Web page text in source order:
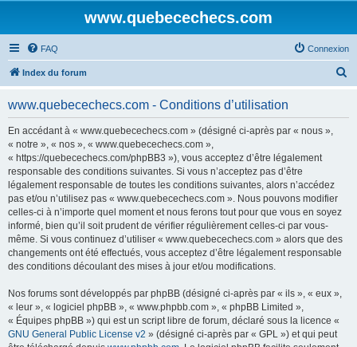
www.quebecechecs.com
FAQ Connexion
Index du forum
www.quebecechecs.com - Conditions d’utilisation
En accédant à « www.quebecechecs.com » (désigné ci-après par « nous »,
« notre », « nos », « www.quebecechecs.com »,
« https://quebecechecs.com/phpBB3 »), vous acceptez d’être légalement
responsable des conditions suivantes. Si vous n’acceptez pas d’être
légalement responsable de toutes les conditions suivantes, alors n’accédez
pas et/ou n’utilisez pas « www.quebecechecs.com ». Nous pouvons modifier
celles-ci à n’importe quel moment et nous ferons tout pour que vous en soyez
informé, bien qu’il soit prudent de vérifier régulièrement celles-ci par vous-
même. Si vous continuez d’utiliser « www.quebecechecs.com » alors que des
changements ont été effectués, vous acceptez d’être légalement responsable
des conditions découlant des mises à jour et/ou modifications.
Nos forums sont développés par phpBB (désigné ci-après par « ils », « eux »,
« leur », « logiciel phpBB », « www.phpbb.com », « phpBB Limited »,
« Équipes phpBB ») qui est un script libre de forum, déclaré sous la licence «
GNU General Public License v2 » (désigné ci-après par « GPL ») et qui peut